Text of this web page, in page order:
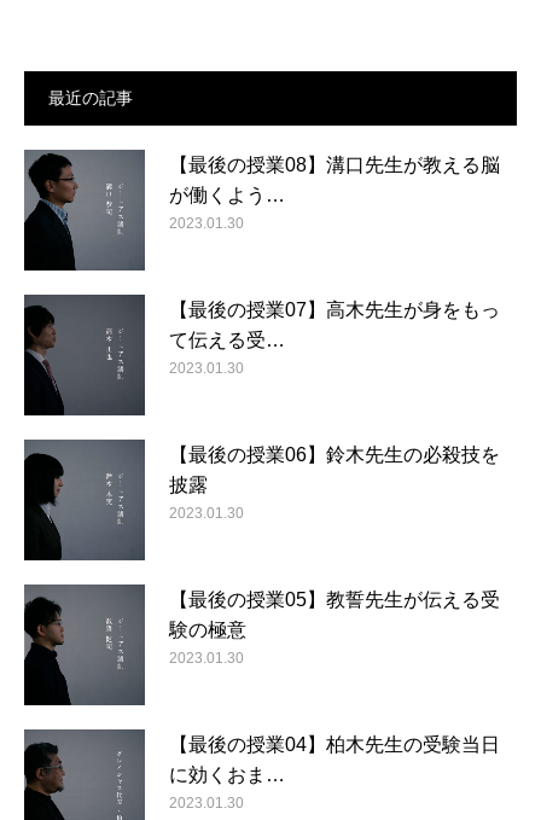
最近の記事
【最後の授業08】溝口先生が教える脳
が働くよう…
2023.01.30
【最後の授業07】高木先生が身をもっ
て伝える受…
2023.01.30
【最後の授業06】鈴木先生の必殺技を
披露
2023.01.30
【最後の授業05】教誓先生が伝える受
験の極意
2023.01.30
【最後の授業04】柏木先生の受験当日
に効くおま…
2023.01.30